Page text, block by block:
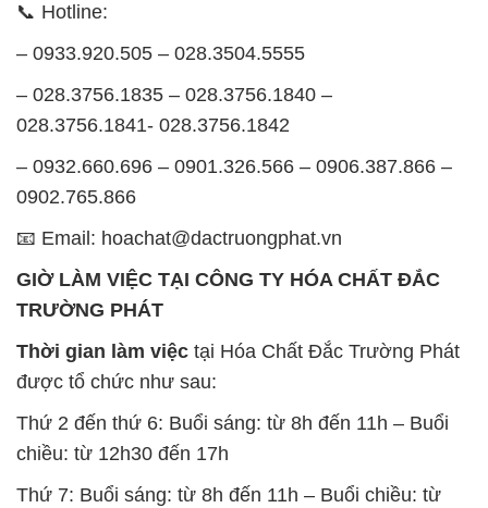
📞 Hotline:
– 0933.920.505 – 028.3504.5555
– 028.3756.1835 – 028.3756.1840 –
028.3756.1841- 028.3756.1842
– 0932.660.696 – 0901.326.566 – 0906.387.866 –
0902.765.866
📧 Email: hoachat@dactruongphat.vn
GIỜ LÀM VIỆC TẠI CÔNG TY HÓA CHẤT ĐẮC
TRƯỜNG PHÁT
Thời gian làm việc tại Hóa Chất Đắc Trường Phát
được tổ chức như sau:
Thứ 2 đến thứ 6: Buổi sáng: từ 8h đến 11h – Buổi
chiều: từ 12h30 đến 17h
Thứ 7: Buổi sáng: từ 8h đến 11h – Buổi chiều: từ